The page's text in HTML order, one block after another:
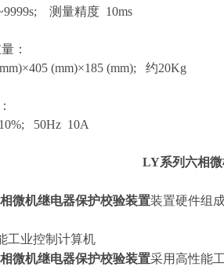
测量精度 10ms
：
(mm)×185 (mm); 约20Kg
50Hz 10A
LY系列六相
微机继电器保护校验装置装置硬件组
工业控制计算机
微机继电器保护校验装置采用高性能